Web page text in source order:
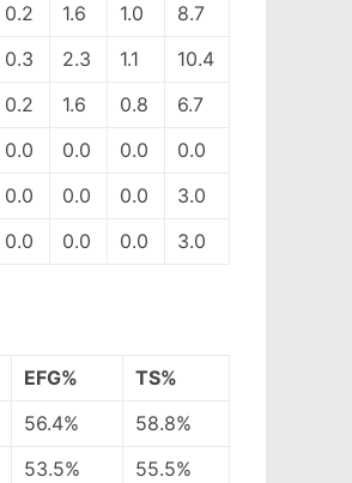
0.2 1.6 1.0
8.7
0.3 2.3 1.1
10.4
0.2 1.6 0.8
6.7
0.0 0.0 0.0
0.0
0.0 0.0 0.0
3.0
0.0 0.0 0.0 3.0
EFG%
TS%
56.4%
58.8%
53.5% 55.5%